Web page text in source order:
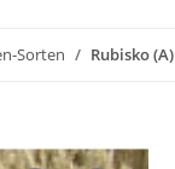
Sorten Rubisko (A)